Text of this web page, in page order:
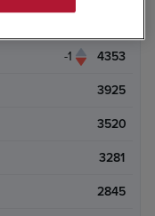
-1 4353
3925
3520
3281
2845